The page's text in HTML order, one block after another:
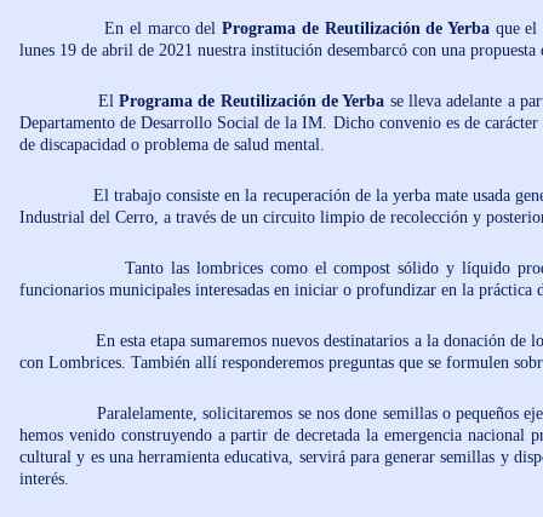
En el marco delPrograma de Reutilización de Yerbaque el
lunes 19 de abril de 2021 nuestra institución desembarcó con una
ElPrograma de Reutilización de Yerba se lleva adelante a
Departamento de Desarrollo Social de la IM. Dicho convenio es de
de discapacidad o problema de salud mental.
El trabajo consiste en la recuperación de la yerba mate usada
Industrial del Cerro, a través de un circuito limpio de recolección y
Tanto las lombrices como el compost sólido y líquido producido
funcionarios municipales interesadas en iniciar o profundizar en la práctica
En esta etapa sumaremos nuevos destinatarios a la donación de
con Lombrices. También allí responderemos preguntas que se formulen
Paralelamente, solicitaremos se nos done semillas o pequeños
hemos venido construyendo a partir de decretada la emergencia
cultural y es una herramienta educativa, servirá para generar semillas y
interés.